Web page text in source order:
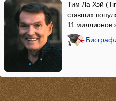
Тим Ла Хэй
ставших
11 миллионов